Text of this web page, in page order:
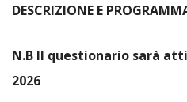
DESCRIZIONE E
N.B Il questionario sarà
2026